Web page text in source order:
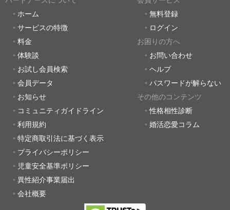
ホーム
サービスの特徴
料金
体験談
お試し会員検索
会員データ
お知らせ
コミュニティガイドライン
利用規約
特定商取引法に基づく表示
プライバシーポリシー
児童安全基準ポリシー
異性紹介事業届出
会社概要
無料登録
ログイン
お困りの方へ
お問い合わせ
ヘルプ
パスワードが解らない
その他のコンテンツ
性格相性診断
婚活恋愛コラム